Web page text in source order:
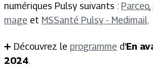
numériques Pulsy suivants : Parceo,
mage et MSSanté Pulsy - Medimail.
➕ Découvrez le programme d'En
2024.